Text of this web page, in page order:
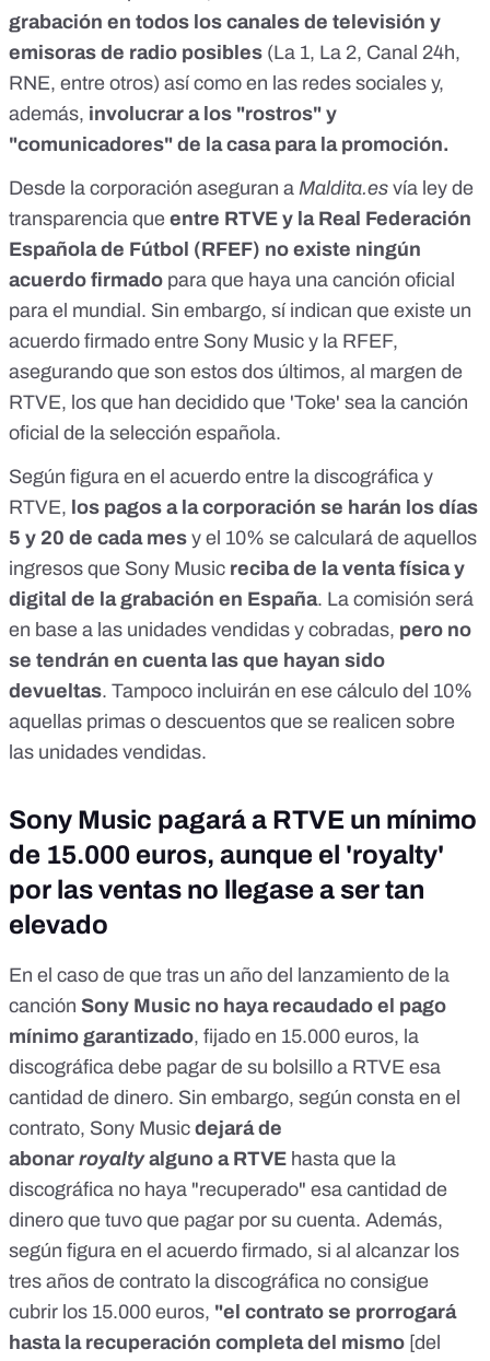
grabación en todos los canales de televisión y
emisoras de radio posibles (La 1, La 2, Canal 24h,
RNE, entre otros) así como en las redes sociales y,
además, involucrar a los "rostros" y
"comunicadores" de la casa para la promoción.
Desde la corporación aseguran a Maldita.es vía ley de
transparencia que entre RTVE y la Real Federación
Española de Fútbol (RFEF) no existe ningún
acuerdo firmado para que haya una canción oficial
para el mundial. Sin embargo, sí indican que existe un
acuerdo firmado entre Sony Music y la RFEF,
asegurando que son estos dos últimos, al margen de
RTVE, los que han decidido que 'Toke' sea la canción
oficial de la selección española.
Según figura en el acuerdo entre la discográfica y
RTVE, los pagos a la corporación se harán los días
5 y 20 de cada mes y el 10% se calculará de aquellos
ingresos que Sony Music reciba de la venta física y
digital de la grabación en España. La comisión será
en base a las unidades vendidas y cobradas, pero no
se tendrán en cuenta las que hayan sido
devueltas. Tampoco incluirán en ese cálculo del 10%
aquellas primas o descuentos que se realicen sobre
las unidades vendidas.
Sony Music pagará a RTVE un mínimo
de 15.000 euros, aunque el 'royalty'
por las ventas no llegase a ser tan
elevado
En el caso de que tras un año del lanzamiento de la
canción Sony Music no haya recaudado el pago
mínimo garantizado, fijado en 15.000 euros, la
discográfica debe pagar de su bolsillo a RTVE esa
cantidad de dinero. Sin embargo, según consta en el
contrato, Sony Music dejará de
abonar royaltyalguno a RTVE hasta que la
discográfica no haya "recuperado" esa cantidad de
dinero que tuvo que pagar por su cuenta. Además,
según figura en el acuerdo firmado, si al alcanzar los
tres años de contrato la discográfica no consigue
cubrir los 15.000 euros, "el contrato se prorrogará
hasta la recuperación completa del mismo [del